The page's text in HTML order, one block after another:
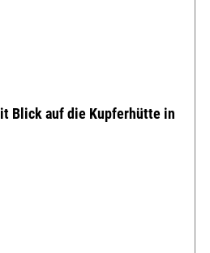
Blick auf die Kupferhütte in